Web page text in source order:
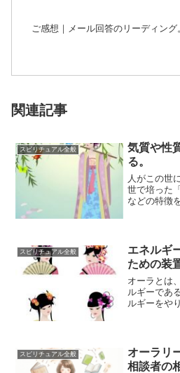
ご感想｜メール回答のリーディング
関連記事
スピリチュアル全般
気質や性
る。
人がこの世
世で培った
などの特徴
スピリチュアル全般
エネルギ
ための装
オーラとは
ルギーであ
ルギーをや
スピリチュアル全般
オーラリ
相談者の